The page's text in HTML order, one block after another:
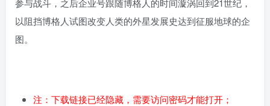
参与战斗，之后企业号跟随博格人的时间漩涡回到21世纪，
以阻挡博格人试图改变人类的外星发展史达到征服地球的企
图。
注：下载链接已经隐藏，需要访问密码才能打开；